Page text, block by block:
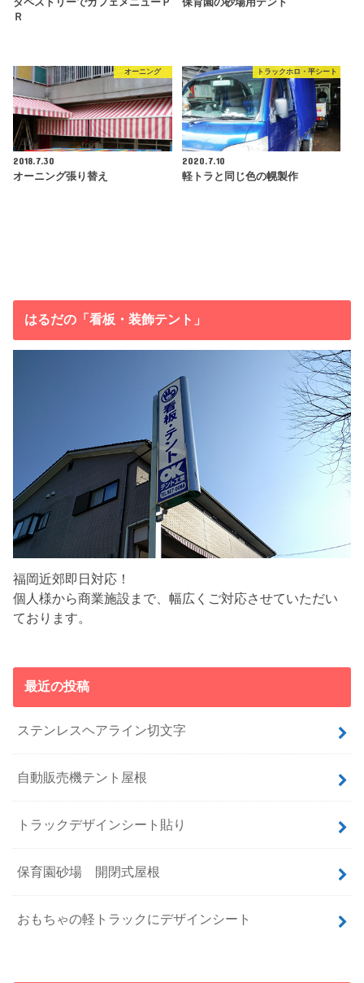
Ｒ
オーニング
2018.7.30
オーニング張り替え
トラックホロ・平シート
2020.7.10
軽トラと同じ色の幌製作
はるだの「看板・装飾テント」
福岡近郊即日対応！
個人様から商業施設まで、幅広くご対応させていただい
ております。
最近の投稿
ステンレスヘアライン切文字
自動販売機テント屋根
トラックデザインシート貼り
保育園砂場 開閉式屋根
おもちゃの軽トラックにデザインシート